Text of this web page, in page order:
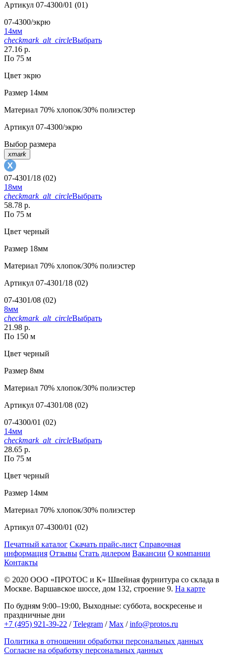
Артикул 07-4300/01 (01)
07-4300/экрю
14мм
checkmark_alt_circleВыбрать
27.16 р.
По 75 м
Цвет экрю
Размер 14мм
Материал 70% хлопок/30% полиэстер
Артикул 07-4300/экрю
Выбор размера
xmark
07-4301/18 (02)
18мм
checkmark_alt_circleВыбрать
58.78 р.
По 75 м
Цвет черный
Размер 18мм
Материал 70% хлопок/30% полиэстер
Артикул 07-4301/18 (02)
07-4301/08 (02)
8мм
checkmark_alt_circleВыбрать
21.98 р.
По 150 м
Цвет черный
Размер 8мм
Материал 70% хлопок/30% полиэстер
Артикул 07-4301/08 (02)
07-4300/01 (02)
14мм
checkmark_alt_circleВыбрать
28.65 р.
По 75 м
Цвет черный
Размер 14мм
Материал 70% хлопок/30% полиэстер
Артикул 07-4300/01 (02)
Печатный каталог Скачать прайс-лист Справочная
информация Отзывы Стать дилером Вакансии О компании
Контакты
© 2020 ООО «ПРОТОС и К» Швейная фурнитура со склада в
Москве. Варшавское шоссе, дом 132, строение 9. На карте
По будням 9:00–19:00, Выходные: суббота, воскресенье и
праздничные дни
+7 (495) 921-39-22 /Telegram /Max /info@protos.ru
Политика в отношении обработки персональных данных
Согласие на обработку персональных данных